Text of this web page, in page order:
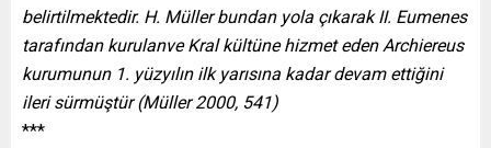
belirtilmektedir. H. Müller bundan yola çıkarak II. Eumenes
tarafından kurulanve Kral kültüne hizmet eden Archiereus
kurumunun 1. yüzyılın ilk yarısına kadar devam ettiğini
ileri sürmüştür (Müller 2000, 541)
***